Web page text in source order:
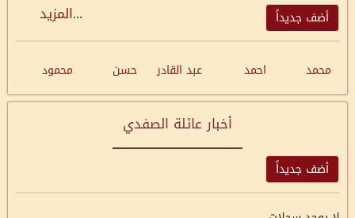
أضف جديداً ...المزيد
محمد احمد عبد القادر حسن محمود
أخبار عائلة الصفدي
أضف جديداً